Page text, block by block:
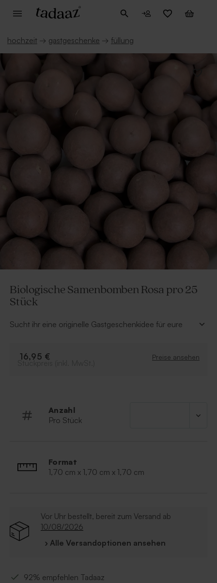
hochzeit → gastgeschenke → füllung
Biologische Samenbomben Rosa pro 25
Stück
Sucht ihr eine originelle Gastgeschenkidee für eure
besonders in einer hübschen Verpackung.
Die Samenbomben enthalten eine Bio-
Wildblumenmischung voller Nektar und Pollen –
16,95 € Preise ansehen
Anzahl
Pro Stück
Format
1,70 cm x 1,70 cm x 1,70 cm
Vor Uhr bestellt, bereit zum Versand ab
10/08/2026
› Alle Versandoptionen ansehen
92% empfehlen Tadaaz